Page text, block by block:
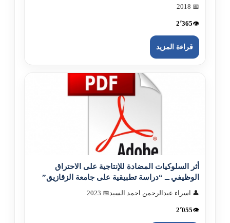
📅 2018
👁️2٬365
قراءة المزيد
أثر السلوکيات المضادة للإنتاجية على الاحتراق
الوظيفي ــ “دراسة تطبيقية على جامعة الزقازيق”
👤 اسراء عبدالرحمن احمد السيد 📅 2023
👁️2٬055